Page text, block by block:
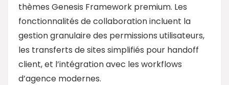
thèmes Genesis Framework premium. Les
fonctionnalités de collaboration incluent la
gestion granulaire des permissions utilisateurs,
les transferts de sites simplifiés pour handoff
client, et l’intégration avec les workflows
d’agence modernes.